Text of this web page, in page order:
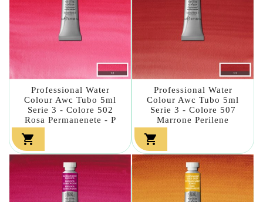
Professional Water
Colour Awc Tubo 5ml
Serie 3 - Colore 502
Rosa Permanenete - P

Professional Water
Colour Awc Tubo 5ml
Serie 3 - Colore 507
Marrone Perilene
